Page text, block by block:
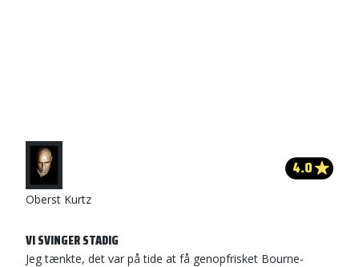
Oberst Kurtz
4.0
VI SVINGER STADIG
Jeg tænkte, det var på tide at få genopfrisket Bourne-